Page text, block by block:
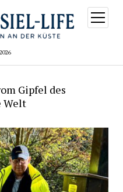
Menü
öffnen
Gipfel des
Welt